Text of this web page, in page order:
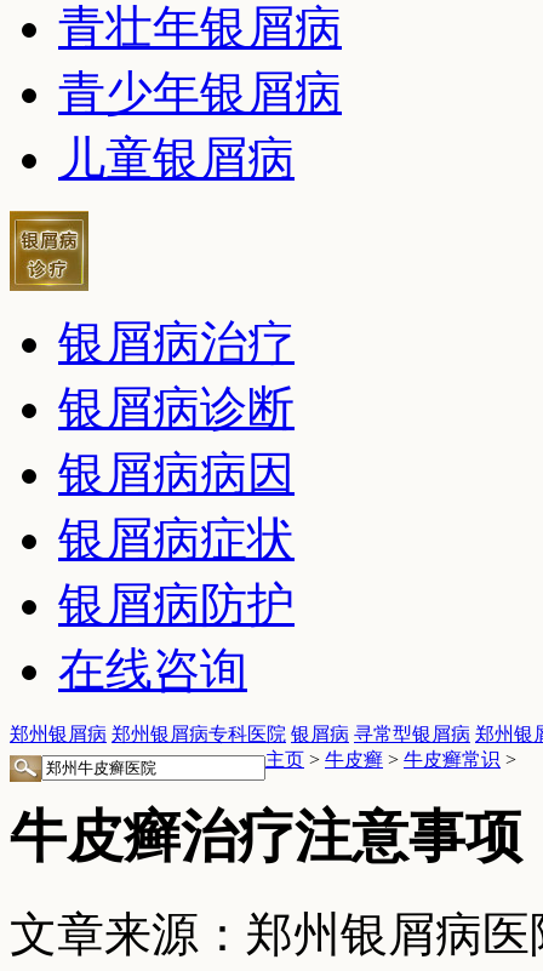
青壮年银屑病
青少年银屑病
儿童银屑病
银屑病治疗
银屑病诊断
银屑病病因
银屑病症状
银屑病防护
在线咨询
郑州银屑病 郑州银屑病专科医院 银屑病 寻常型银屑病 郑州银
主页 > 牛皮癣 > 牛皮癣常识 >
牛皮癣治疗注意事项
文章来源：郑州银屑病医